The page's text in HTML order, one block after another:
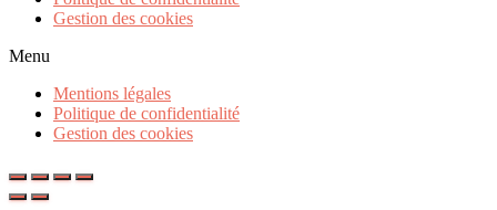
Gestion des cookies
Menu
Mentions légales
Politique de confidentialité
Gestion des cookies